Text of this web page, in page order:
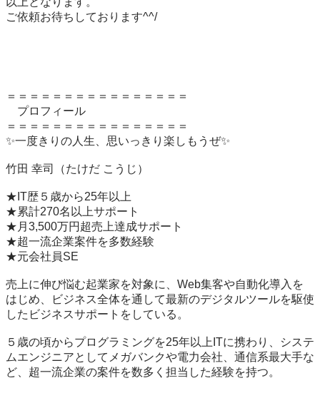
ご依頼お待ちしております^^/
＝＝＝＝＝＝＝＝＝＝＝＝＝＝＝＝
プロフィール
＝＝＝＝＝＝＝＝＝＝＝＝＝＝＝＝
✨一度きりの人生、思いっきり楽しもうぜ✨
竹田 幸司（たけだ こうじ）
★IT歴５歳から25年以上
★累計270名以上サポート
★月3,500万円超売上達成サポート
★超一流企業案件を多数経験
★元会社員SE
売上に伸び悩む起業家を対象に、Web集客や自動化導入を
はじめ、ビジネス全体を通して最新のデジタルツールを駆使
したビジネスサポートをしている。
５歳の頃からプログラミングを25年以上ITに携わり、システ
ムエンジニアとしてメガバンクや電力会社、通信系最大手な
ど、超一流企業の案件を数多く担当した経験を持つ。